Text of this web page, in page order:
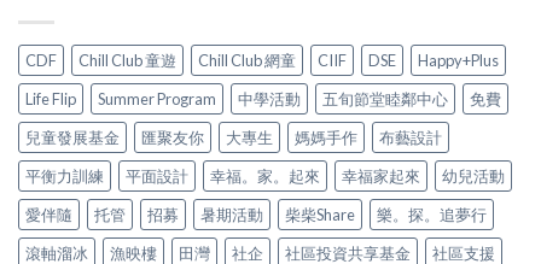
CDF Chill Club 童遊 Chill Club 網童 CIIF DSE
Happy+Plus
Life Flip
Summer Program 中學活動 五旬節堂睦鄰中心
免費
兒童發展基金
匯聚友你 大專生 媽媽手作
布藝設計
平衡力訓練
平面設計 幸福。家。起來 幸福家起來
幼兒活動
愛伴隨
托管 招募 暑期活動 柴柴Share
樂。探。追夢行
滾軸溜冰
漁映樓 田灣 社企 社區投資共享基金
社區支援